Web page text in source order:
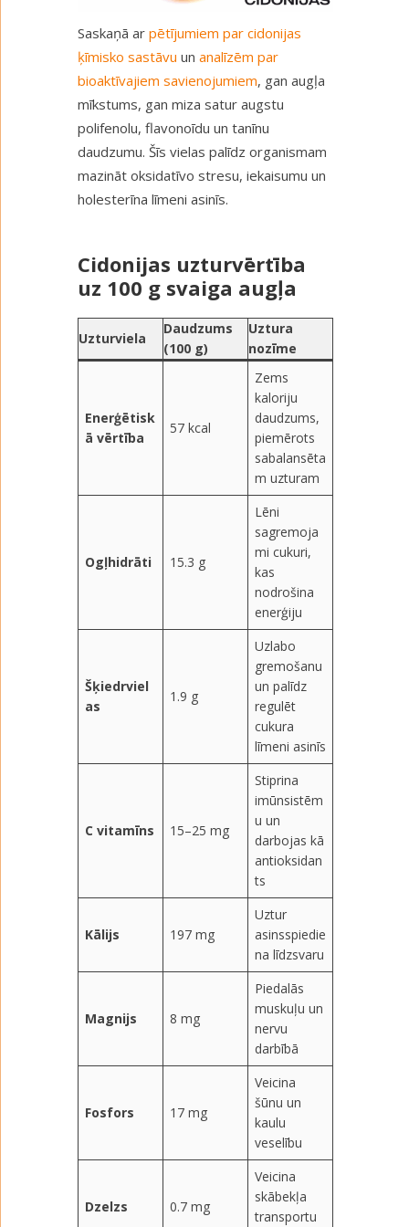
Saskaņā ar pētījumiem par cidonijas
ķīmisko sastāvu un analīzēm par
bioaktīvajiem savienojumiem, gan augļa
mīkstums, gan miza satur augstu
polifenolu, flavonoīdu un tanīnu
daudzumu. Šīs vielas palīdz organismam
mazināt oksidatīvo stresu, iekaisumu un
holesterīna līmeni asinīs.
Cidonijas uzturvērtība
uz 100 g svaiga augļa
Uzturviela
Daudzums
(100 g)
Uztura
nozīme
Enerģētisk
ā vērtība
57 kcal
Zems
kaloriju
daudzums,
piemērots
sabalansēta
m uzturam
Ogļhidrāti 15.3 g
Lēni
sagremoja
mi cukuri,
kas
nodrošina
enerģiju
Šķiedrviel
as
1.9 g
Uzlabo
gremošanu
un palīdz
regulēt
cukura
līmeni asinīs
C vitamīns 15–25 mg
Stiprina
imūnsistēm
u un
darbojas kā
antioksidan
ts
Kālijs 197 mg
Uztur
asinsspiedie
na līdzsvaru
Magnijs 8 mg
Piedalās
muskuļu un
nervu
darbībā
Fosfors 17 mg
Veicina
šūnu un
kaulu
veselību
Dzelzs 0.7 mg
Veicina
skābekļa
transportu